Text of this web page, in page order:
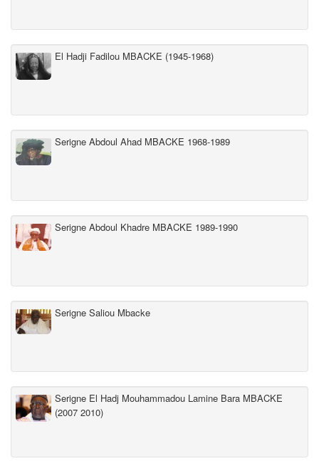
El Hadji Fadilou MBACKE (1945-1968)
Serigne Abdoul Ahad MBACKE 1968-1989
Serigne Abdoul Khadre MBACKE 1989-1990
Serigne Saliou Mbacke
Serigne El Hadj Mouhammadou Lamine Bara MBACKE
(2007 2010)